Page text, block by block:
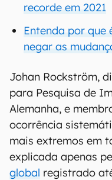
recorde em 2021
Entenda por que
negar as
Johan Rockström,
para Pesquisa de
Alemanha, e
ocorrência
mais extremos em
explicada apenas
global registrado